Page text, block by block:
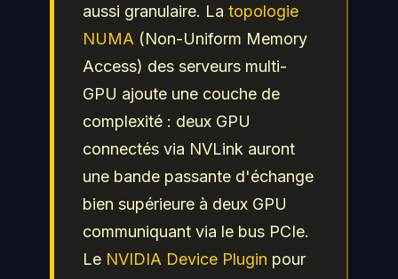
aussi granulaire. La topologie
NUMA (Non-Uniform Memory
Access) des serveurs multi-
GPU ajoute une couche de
complexité : deux GPU
connectés via NVLink auront
une bande passante d'échange
bien supérieure à deux GPU
communiquant via le bus PCIe.
Le NVIDIA Device Plugin pour